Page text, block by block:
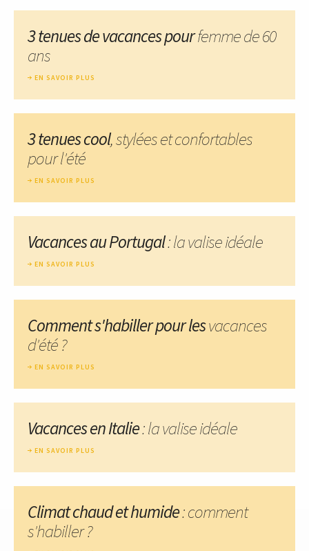
3 tenues de vacances pourfemme de 60
ans
EN SAVOIR PLUS
3 tenues cool, stylées et confortables
pour l'été
EN SAVOIR PLUS
Vacances au Portugal: la valise idéale
EN SAVOIR PLUS
Comment s'habiller pour lesvacances
d'été ?
EN SAVOIR PLUS
Vacances en Italie: la valise idéale
EN SAVOIR PLUS
Climat chaud et humide: comment
s'habiller ?